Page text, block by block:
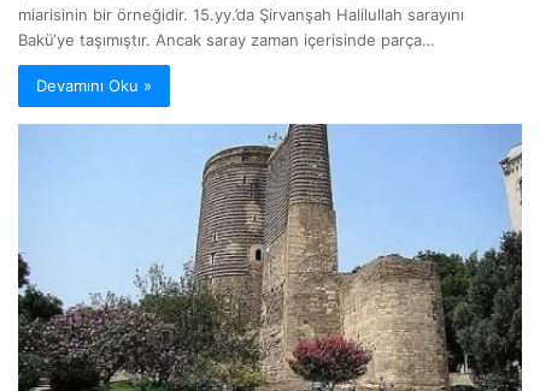
miarisinin bir örneğidir. 15.yy.’da Şirvanşah Halilullah sarayını
Bakü‘ye taşımıştır. Ancak saray zaman içerisinde parça…
Devamını Oku »